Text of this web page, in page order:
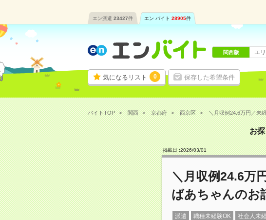
エン派遣 23427件 エン バイト 28905件
気になるリスト 0 保存した希望条件
関西版 エ
バイトTOP 関西 京都府 西京区 ＼月収例24.6万円／未
お
掲載日 :2026/03/01
＼月収例24.6万
ばあちゃんのお
派遣 職種未経験OK 社会人未